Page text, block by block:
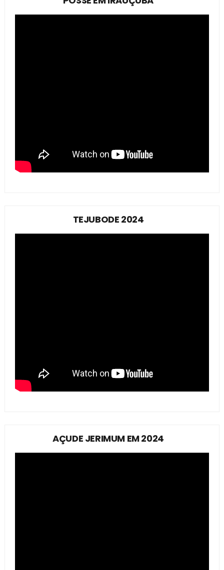
TEJUBODE 2024
AÇUDE JERIMUM EM 2024